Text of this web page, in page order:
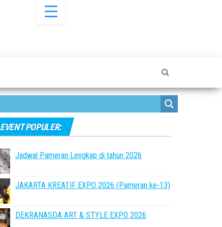
EVENT POPULER:
Jadwal Pameran Lengkap di tahun 2026
JAKARTA KREATIF EXPO 2026 (Pameran ke-13)
DEKRANASDA ART & STYLE EXPO 2026